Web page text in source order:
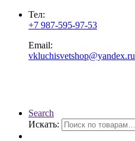
Тел:
+7 987-595-97-53
Email:
vkluchisvetshop@yandex.ru
Search
Искать: